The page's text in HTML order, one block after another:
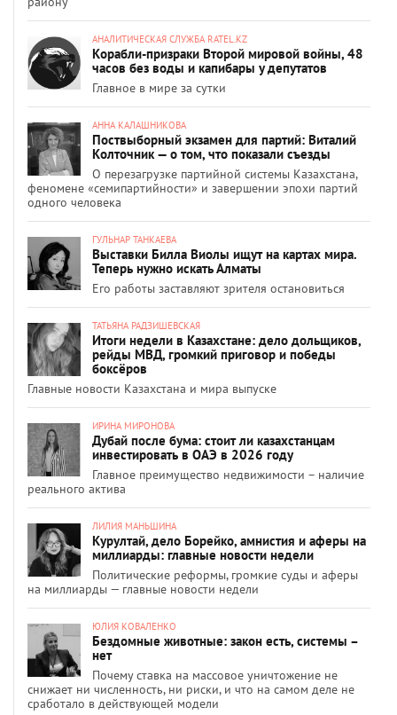
АНАЛИТИЧЕСКАЯ СЛУЖБА RATEL.KZ
Корабли-призраки Второй мировой войны, 48
часов без воды и капибары у депутатов
Главное в мире за сутки
АННА КАЛАШНИКОВА
Поствыборный экзамен для партий: Виталий
Колточник — о том, что показали съезды
О перезагрузке партийной системы Казахстана,
феномене «семипартийности» и завершении эпохи партий
одного человека
ГУЛЬНАР ТАНКАЕВА
Выставки Билла Виолы ищут на картах мира.
Теперь нужно искать Алматы
Его работы заставляют зрителя остановиться
ТАТЬЯНА РАДЗИШЕВСКАЯ
Итоги недели в Казахстане: дело дольщиков,
рейды МВД, громкий приговор и победы
боксёров
Главные новости Казахстана и мира выпуске
ИРИНА МИРОНОВА
Дубай после бума: стоит ли казахстанцам
инвестировать в ОАЭ в 2026 году
Главное преимущество недвижимости – наличие
реального актива
ЛИЛИЯ МАНЬШИНА
Курултай, дело Борейко, амнистия и аферы на
миллиарды: главные новости недели
Политические реформы, громкие суды и аферы
на миллиарды — главные новости недели
ЮЛИЯ КОВАЛЕНКО
Бездомные животные: закон есть, системы –
нет
Почему ставка на массовое уничтожение не
снижает ни численность, ни риски, и что на самом деле не
сработало в действующей модели